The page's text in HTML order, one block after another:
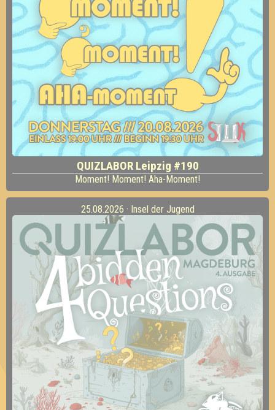
QUIZLABOR Leipzig #190
Moment! Moment! Aha-Moment!
25.08.2026 · Insel der Jugend